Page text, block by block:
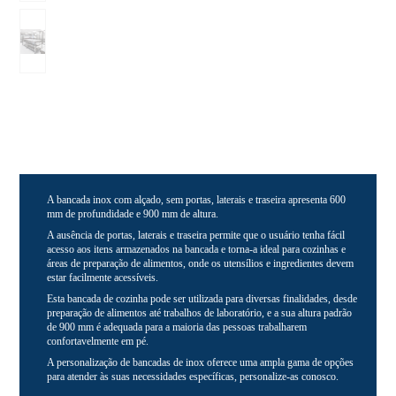
A bancada inox com alçado, sem portas, laterais e traseira apresenta 600
mm de profundidade e 900 mm de altura.
A ausência de portas, laterais e traseira permite que o usuário tenha fácil
acesso aos itens armazenados na bancada e torna-a ideal para cozinhas e
áreas de preparação de alimentos, onde os utensílios e ingredientes devem
estar facilmente acessíveis.
Esta bancada de cozinha pode ser utilizada para diversas finalidades, desde
preparação de alimentos até trabalhos de laboratório, e a sua altura padrão
de 900 mm é adequada para a maioria das pessoas trabalharem
confortavelmente em pé.
A personalização de bancadas de inox oferece uma ampla gama de opções
para atender às suas necessidades específicas, personalize-as conosco.